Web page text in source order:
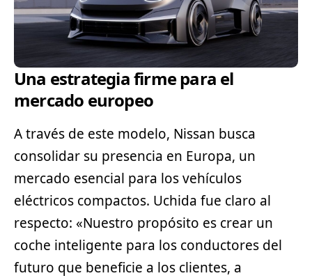
Una estrategia firme para el
mercado europeo
A través de este modelo, Nissan busca
consolidar su presencia en Europa, un
mercado esencial para los vehículos
eléctricos compactos. Uchida fue claro al
respecto: «Nuestro propósito es crear un
coche inteligente para los conductores del
futuro que beneficie a los clientes, a